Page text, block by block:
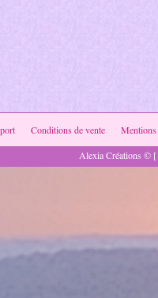
Conditions de vente
Mentions
Alexia Créations ©